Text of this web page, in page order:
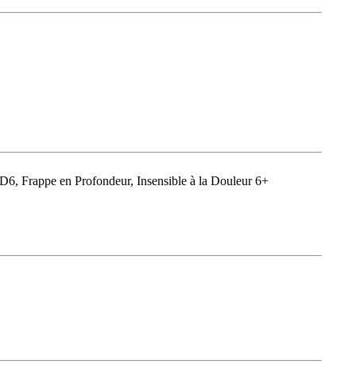
Frappe en Profondeur, Insensible à la Douleur 6+